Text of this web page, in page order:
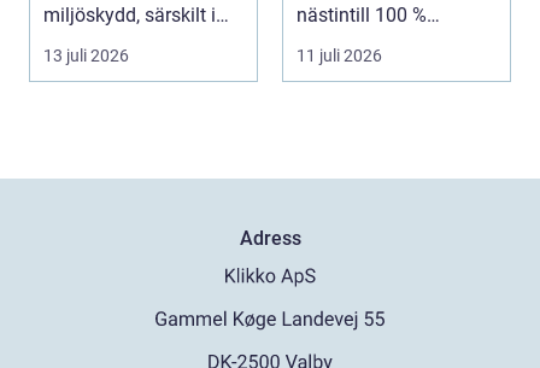
miljöskydd, särskilt i
verksamheter som i...
13 juli 2026
nästintill 100 %
luftfuktighet för att sk...
11 juli 2026
Adress